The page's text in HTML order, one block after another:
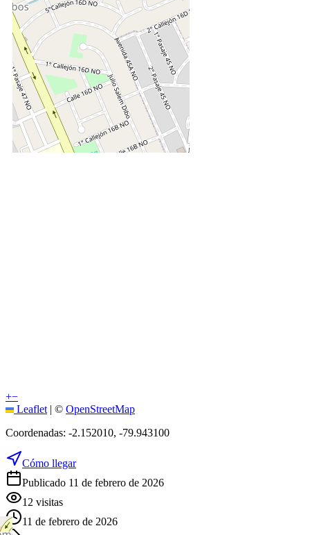
+−
Leaflet | © OpenStreetMap
Coordenadas: -2.152010, -79.943100
Cómo llegar
Publicado 11 de febrero de 2026
12 visitas
11 de febrero de 2026